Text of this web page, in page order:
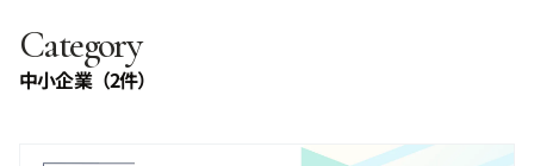
Category
中小企業（2件）